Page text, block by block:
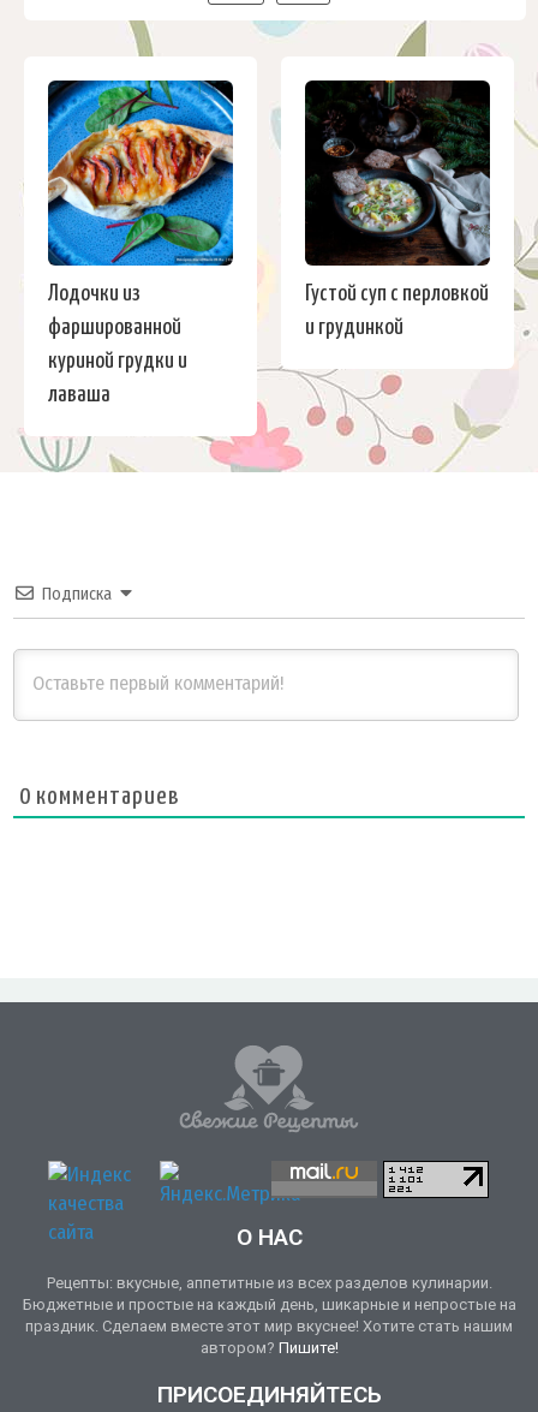
Лодочки из
фаршированной
куриной грудки и
лаваша
Густой суп с перловкой
и грудинкой
Подписка
0 комментариев
О НАС
Рецепты: вкусные, аппетитные из всех разделов кулинарии.
Бюджетные и простые на каждый день, шикарные и непростые на
праздник. Сделаем вместе этот мир вкуснее! Хотите стать нашим
автором? Пишите!
ПРИСОЕДИНЯЙТЕСЬ